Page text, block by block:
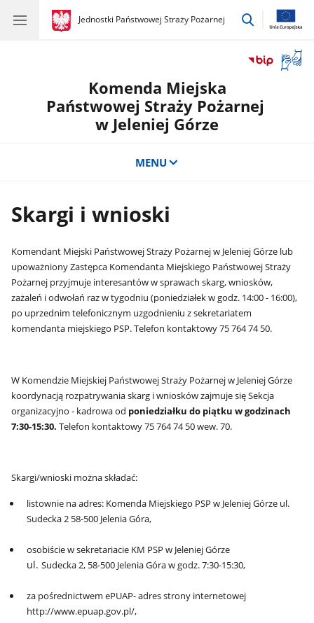
gov.pl
Jednostki Państwowej Straży Pożarnej
gov.pl
Jednostki
przejdź
okno
Komenda Miejska
Państwowej Straży Pożarnej
w Jeleniej Górze
MENU
Skargi i wnioski
Komendant Miejski Państwowej Straży Pożarnej w Jeleniej Górze lub
upoważniony Zastępca Komendanta Miejskiego Państwowej Straży
Pożarnej przyjmuje interesantów w sprawach skarg, wniosków,
zażaleń i odwołań raz w tygodniu (poniedziałek w godz. 14:00 - 16:00),
po uprzednim telefonicznym uzgodnieniu z sekretariatem
komendanta miejskiego PSP. Telefon kontaktowy 75 764 74 50.
W Komendzie Miejskiej Państwowej Straży Pożarnej w Jeleniej Górze
koordynacją rozpatrywania skarg i wniosków zajmuje się Sekcja
organizacyjno - kadrowa od poniedziałku do piątku w godzinach
7:30-15:30. Telefon kontaktowy 75 764 74 50 wew. 70.
Skargi/wnioski można składać:
listownie na adres: Komenda Miejskiego PSP w Jeleniej Górze ul.
Sudecka 2 58-500 Jelenia Góra,
osobiście w sekretariacie KM PSP w Jeleniej Górze
ul.Sudecka 2, 58-500 Jelenia Góra w godz. 7:30-15:30,
za pośrednictwem ePUAP- adres strony internetowej
http://www.epuap.gov.pl/,